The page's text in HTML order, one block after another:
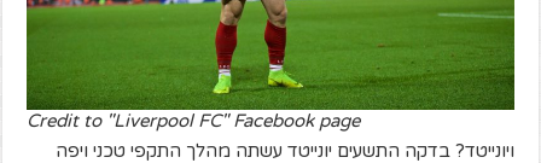
Credit to "Liverpool FC" Facebook page
ויונייטד? בדקה התשעים יונייטד עשתה מהלך התקפי טכני ויפה